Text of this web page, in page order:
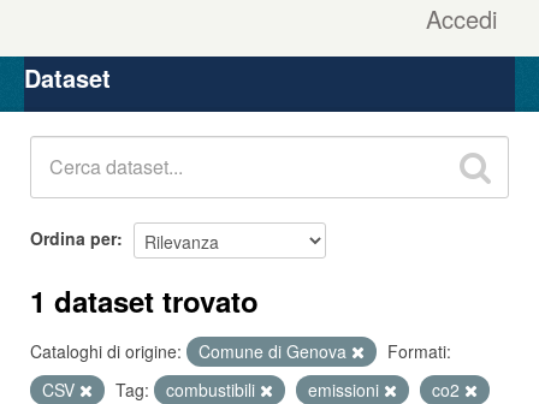
Accedi
Organizzazioni
Gruppi
Dataset
Ordina per
1 dataset trovato
Cataloghi di origine: Comune di Genova
Formati:
CSV
Tag: combustibili emissioni
co2